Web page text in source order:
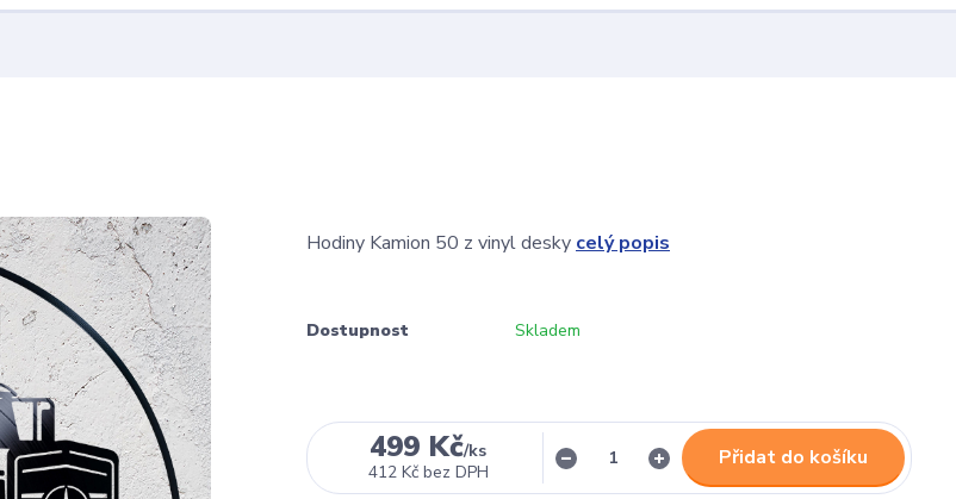
Hodiny Kamion 50 z vinyl desky celý popis
Dostupnost Skladem
499 Kč/ks
412 Kč bez DPH
Přidat do košíku